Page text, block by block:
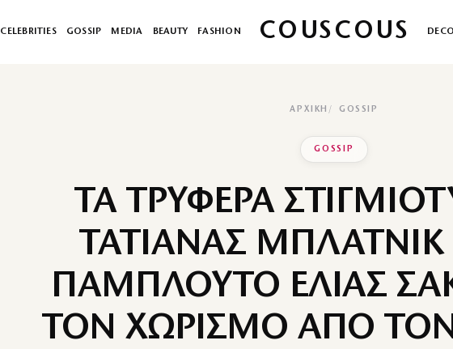
CELEBRITIES GOSSIP MEDIA BEAUTY FASHION COUSCOUS DECO
ΑΡΧΙΚΉ GOSSIP
GOSSIP
ΤΑ ΤΡΥΦΕΡΑ
ΤΑΤΙΑΝΑΣ
ΠΑΜΠΛΟΥΤΟ ΕΛΙΑΣ
ΤΟΝ ΧΩΡΙΣΜΟ ΑΠΟ ΤΟΝ